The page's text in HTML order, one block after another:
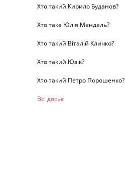
Хто такий Кирило Буданов?
Хто така Юлія Мендель?
Хто такий Віталій Кличко?
Хто такий Юзік?
Хто такий Петро Порошенко?
Всі досьє